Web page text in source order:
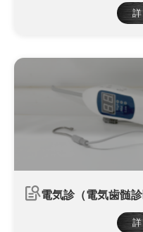
電気診（電気歯髄診